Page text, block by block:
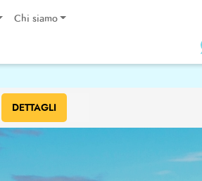
Chi siamo
DETTAGLI